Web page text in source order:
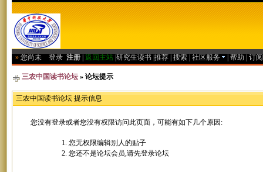
» 您尚未 登录 注册 返回主站 研究生读书 推荐 搜索 社区服务 帮助 订
三农中国读书论坛 » 论坛提示
三农中国读书论坛 提示信息
您没有登录或者您没有权限访问此页面，可能有如下几个原因:
您无权限编辑别人的贴子
您还不是论坛会员,请先登录论坛